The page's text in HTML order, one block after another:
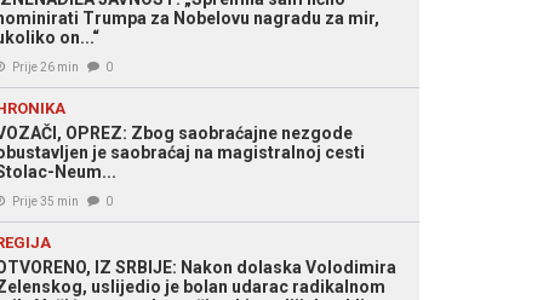
Trumpa za Nobelovu nagradu za mir,
on...“
Prije 26 min 0
OPREZ: Zbog saobraćajne nezgode
je saobraćaj na magistralnoj cesti
Neum...
Prije 35 min 0
IZ SRBIJE: Nakon dolaska Volodimira
uslijedio je bolan udarac radikalnom